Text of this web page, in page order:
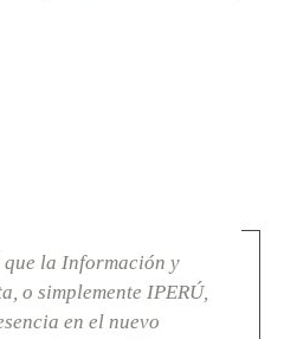
que la Información y
o simplemente IPERÚ,
en el nuevo